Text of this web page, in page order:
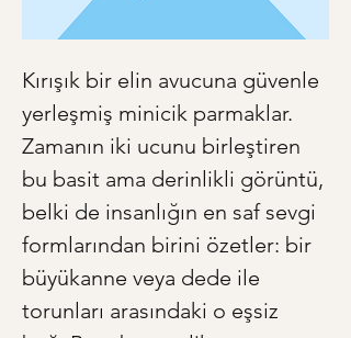
Kırışık bir elin avucuna güvenle
yerleşmiş minicik parmaklar.
Zamanın iki ucunu birleştiren
bu basit ama derinlikli görüntü,
belki de insanlığın en saf sevgi
formlarından birini özetler: bir
büyükanne veya dede ile
torunları arasındaki o eşsiz